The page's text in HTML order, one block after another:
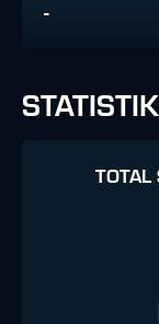
-
STATISTIK
TOTAL